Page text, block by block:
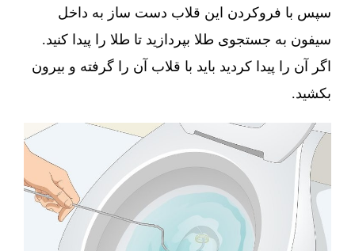
سپس با فروکردن این قلاب دست ساز به داخل
سیفون به جستجوی طلا بپردازید تا طلا را پیدا کنید.
اگر آن را پیدا کردید باید با قلاب آن را گرفته و بیرون
بکشید.